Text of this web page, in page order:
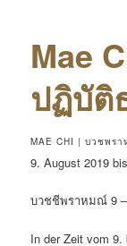
Mae
ปฏิบัติ
MAE CHI | บวชพร
9. August 2019
บวชชีพราหมณ์ 9
In der Zeit vom 9.